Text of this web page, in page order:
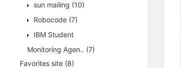
sun mailing (10)
Robocode (7)
IBM Student
Monitoring Agen.. (7)
Favorites site (8)